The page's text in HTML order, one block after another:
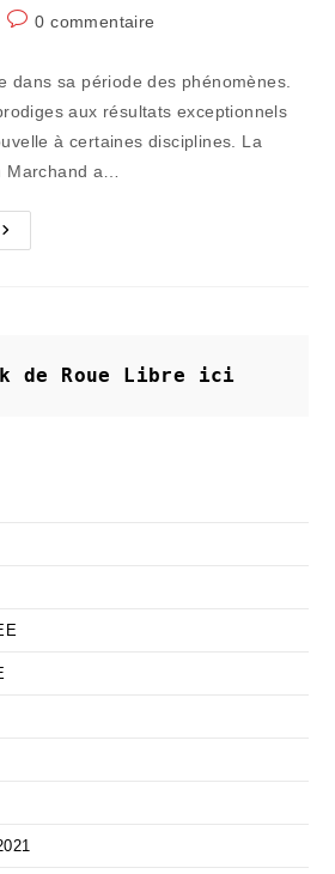
publiée :
Commentaires
publication :
0 commentaire
dans sa période des phénomènes.
aux résultats exceptionnels
à certaines disciplines. La
Marchand a…
Le
Un
de Roue Libre ici